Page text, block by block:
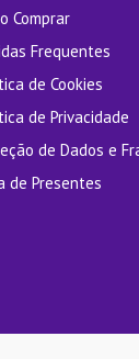
Comprar
Frequentes
de Cookies
de Privacidade
de Dados e
de Presentes